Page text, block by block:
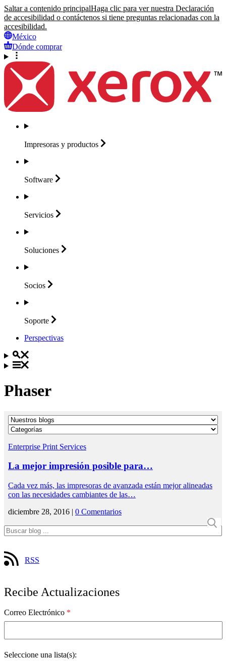
Saltar a contenido principalHaga clic para ver nuestra Declaración
de accesibilidad o contáctenos si tiene preguntas relacionadas con la
accesibilidad.
México
Dónde comprar
Impresoras y productos
Software
Servicios
Soluciones
Socios
Soporte
Perspectivas
Phaser
Enterprise Print Services
La mejor impresión posible para…
Cada vez más, las impresoras de avanzada están mejor alineadas
con las necesidades cambiantes de las…
diciembre 28, 2016 | 0 Comentarios
RSS
Recibe Actualizaciones
Correo Electrónico *
Seleccione una lista(s):